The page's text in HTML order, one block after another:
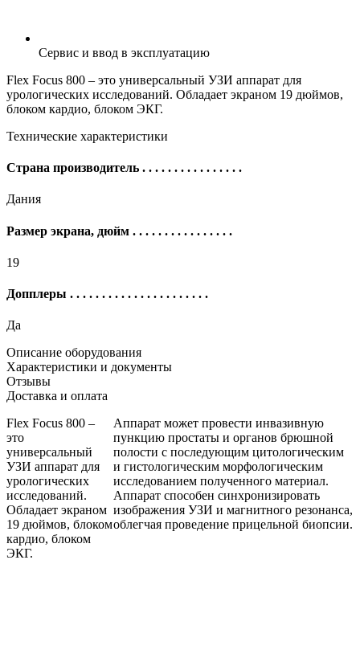
Сервис и ввод в эксплуатацию
Flex Focus 800 – это универсальный УЗИ аппарат для
урологических исследований. Обладает экраном 19 дюймов,
блоком кардио, блоком ЭКГ.
Технические характеристики
Страна производитель . . . . . . . . . . . . . . . .
Дания
Размер экрана, дюйм . . . . . . . . . . . . . . . .
19
Допплеры . . . . . . . . . . . . . . . . . . . . . .
Да
Описание оборудования
Характеристики и документы
Отзывы
Доставка и оплата
Flex Focus 800 –
это
универсальный
УЗИ аппарат для
урологических
исследований.
Обладает экраном
19 дюймов, блоком
кардио, блоком
ЭКГ.
Аппарат может провести инвазивную
пункцию простаты и органов брюшной
полости с последующим цитологическим
и гистологическим морфологическим
исследованием полученного материал.
Аппарат способен синхронизировать
изображения УЗИ и магнитного резонанса,
облегчая проведение прицельной биопсии.